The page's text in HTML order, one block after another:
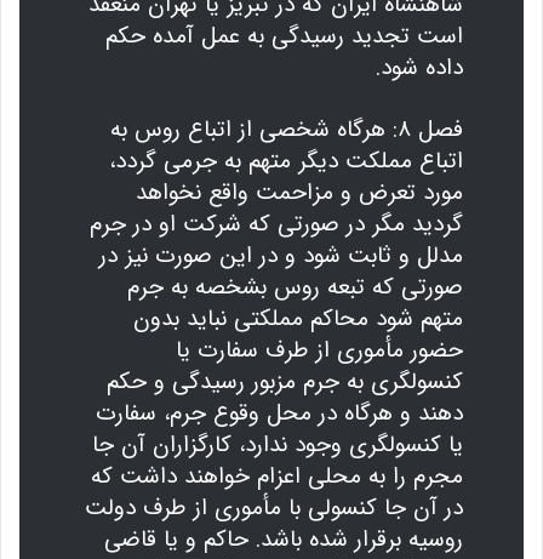
است تجدید رسیدگی به عمل آمده حکم
داده شود.
فصل ۸: هرگاه شخصی از اتباع روس به
اتباع مملکت دیگر متهم به جرمی گردد،
مورد تعرض و مزاحمت واقع نخواهد
گردید مگر در صورتی که شرکت او در جرم
مدلل و ثابت شود و در این صورت نیز در
صورتی که تبعه روس بشخصه به جرم
متهم شود محاکم مملکتی نباید بدون
حضور مأموری از طرف سفارت یا
کنسولگری به جرم مزبور رسیدگی و حکم
دهند و هرگاه در محل وقوع جرم، سفارت
یا کنسولگری وجود ندارد، کارگزاران آن جا
مجرم را به محلی اعزام خواهند داشت که
در آن جا کنسولی با مأموری از طرف دولت
روسیه برقرار شده باشد. حاکم و یا قاضی